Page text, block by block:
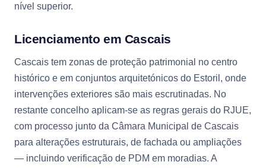
nível superior.
Licenciamento em Cascais
Cascais tem zonas de proteção patrimonial no centro
histórico e em conjuntos arquitetónicos do Estoril, onde
intervenções exteriores são mais escrutinadas. No
restante concelho aplicam-se as regras gerais do RJUE,
com processo junto da Câmara Municipal de Cascais
para alterações estruturais, de fachada ou ampliações
— incluindo verificação de PDM em moradias. A